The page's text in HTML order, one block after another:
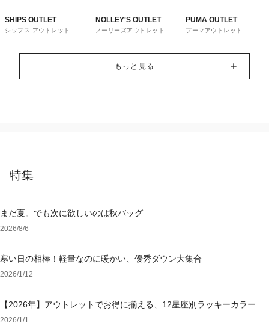
SHIPS OUTLET
シップス アウトレット
NOLLEY'S OUTLET
ノーリーズアウトレット
PUMA OUTLET
プーマアウトレット
もっと見る
特集
まだ夏。でも次に欲しいのは秋バッグ
2026/8/6
寒い日の相棒！軽量なのに暖かい、優秀ダウン大集合
2026/1/12
【2026年】アウトレットでお得に揃える、12星座別ラッキーカラー
2026/1/1